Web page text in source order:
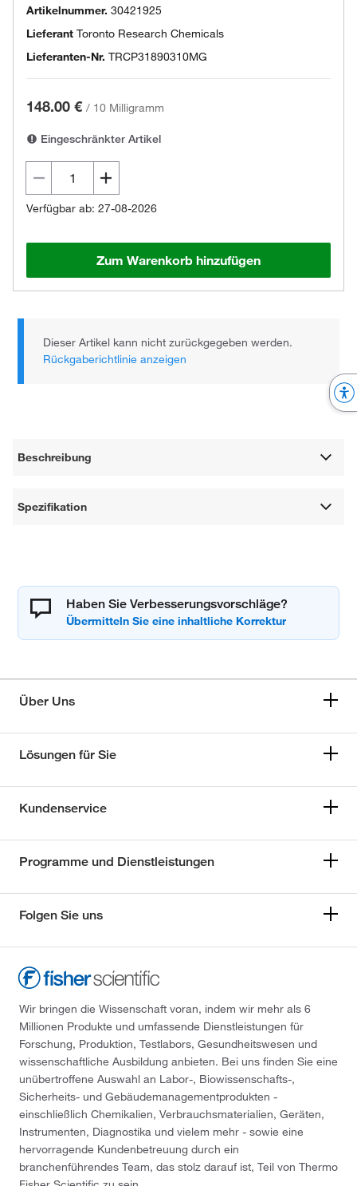
Artikelnummer. 30421925
Lieferant Toronto Research Chemicals
Lieferanten-Nr. TRCP31890310MG
148.00 € / 10 Milligramm
Eingeschränkter Artikel
Verfügbar ab: 27-08-2026
Zum Warenkorb hinzufügen
Dieser Artikel kann nicht zurückgegeben werden.
Rückgaberichtlinie anzeigen
Beschreibung
Spezifikation
Haben Sie Verbesserungsvorschläge?
Über Uns
Lösungen für Sie
Kundenservice
Programme und Dienstleistungen
Folgen Sie uns
Wir bringen die Wissenschaft voran, indem wir mehr als 6
Millionen Produkte und umfassende Dienstleistungen für
Forschung, Produktion, Testlabors, Gesundheitswesen und
wissenschaftliche Ausbildung anbieten. Bei uns finden Sie eine
unübertroffene Auswahl an Labor-, Biowissenschafts-,
Sicherheits- und Gebäudemanagementprodukten -
einschließlich Chemikalien, Verbrauchsmaterialien, Geräten,
Instrumenten, Diagnostika und vielem mehr - sowie eine
hervorragende Kundenbetreuung durch ein
branchenführendes Team, das stolz darauf ist, Teil von Thermo